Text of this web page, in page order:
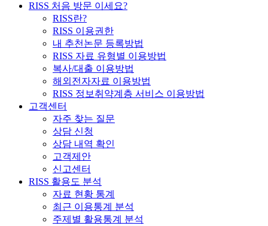
RISS 처음 방문 이세요?
RISS란?
RISS 이용권한
내 추천논문 등록방법
RISS 자료 유형별 이용방법
복사/대출 이용방법
해외전자자료 이용방법
RISS 정보취약계층 서비스 이용방법
고객센터
자주 찾는 질문
상담 신청
상담 내역 확인
고객제안
신고센터
RISS 활용도 분석
자료 현황 통계
최근 이용통계 분석
주제별 활용통계 분석